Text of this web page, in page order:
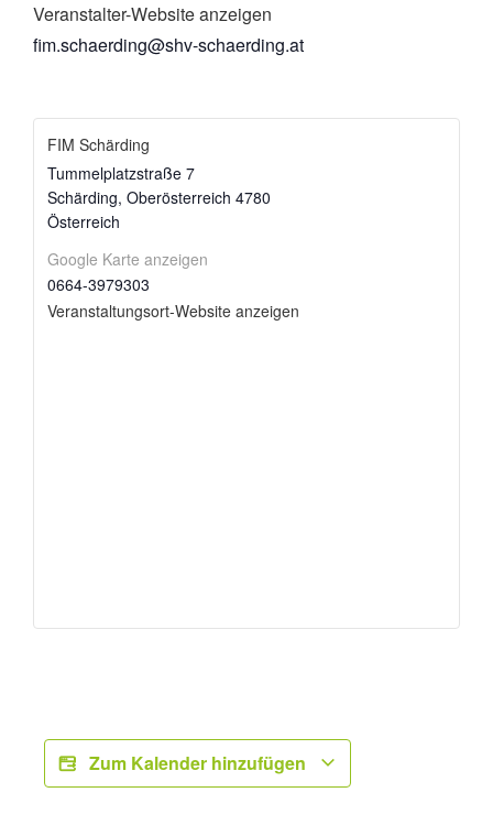
Veranstalter-Website anzeigen
fim.schaerding@shv-schaerding.at
FIM Schärding
Tummelplatzstraße 7
Schärding, Oberösterreich 4780
Österreich
Google Karte anzeigen
0664-3979303
Veranstaltungsort-Website anzeigen
Zum Kalender hinzufügen